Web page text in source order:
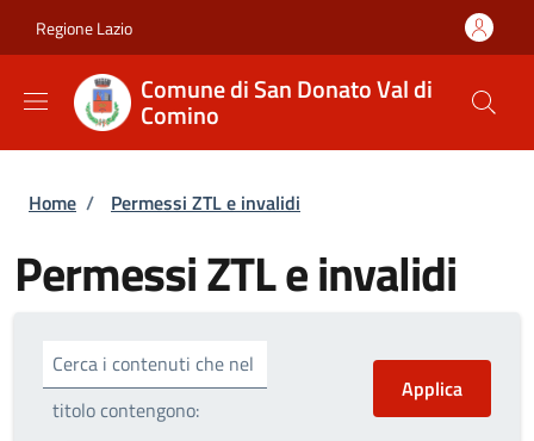
Regione Lazio
Comune di San Donato Val di
Comino
Briciole di pane
Home / Permessi ZTL e invalidi
Permessi ZTL e invalidi
Cerca i contenuti che nel
titolo contengono: